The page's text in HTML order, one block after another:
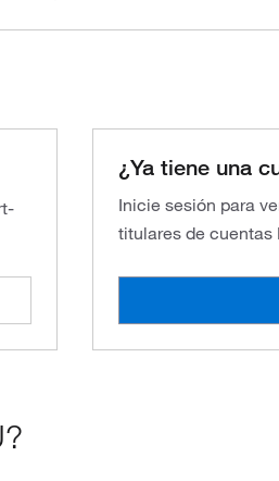
¿Ya tiene una
Inicie sesión para
titulares de cuentas